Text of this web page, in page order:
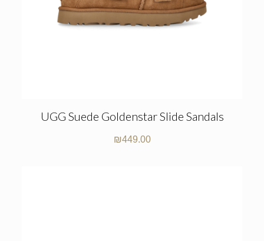
UGG Suede Goldenstar Slide Sandals
₪449.00